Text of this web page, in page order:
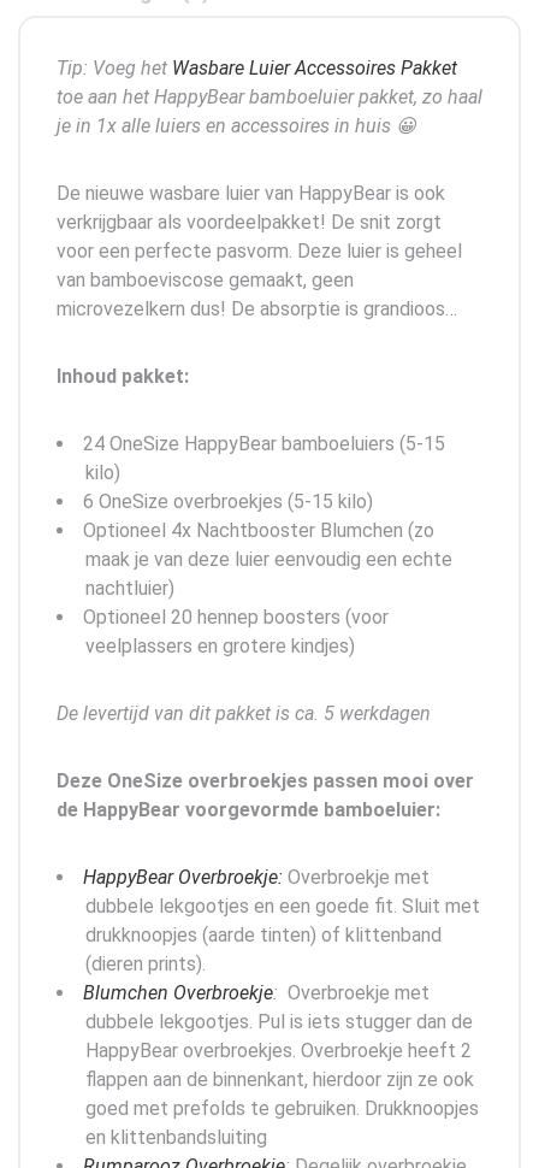
Tip: Voeg het Wasbare Luier Accessoires Pakket
toe aan het HappyBear bamboeluier pakket, zo haal
je in 1x alle luiers en accessoires in huis 😀
De nieuwe wasbare luier van HappyBear is ook
verkrijgbaar als voordeelpakket! De snit zorgt
voor een perfecte pasvorm. Deze luier is geheel
van bamboeviscose gemaakt, geen
microvezelkern dus! De absorptie is grandioos…
Inhoud pakket:
24 OneSize HappyBear bamboeluiers (5-15
kilo)
6 OneSize overbroekjes (5-15 kilo)
Optioneel 4x Nachtbooster Blumchen (zo
maak je van deze luier eenvoudig een echte
nachtluier)
Optioneel 20 hennep boosters (voor
veelplassers en grotere kindjes)
De levertijd van dit pakket is ca. 5 werkdagen
Deze OneSize overbroekjes passen mooi over
de HappyBear voorgevormde bamboeluier:
HappyBear Overbroekje: Overbroekje met
dubbele lekgootjes en een goede fit. Sluit met
drukknoopjes (aarde tinten) of klittenband
(dieren prints).
Blumchen Overbroekje: Overbroekje met
dubbele lekgootjes. Pul is iets stugger dan de
HappyBear overbroekjes. Overbroekje heeft 2
flappen aan de binnenkant, hierdoor zijn ze ook
goed met prefolds te gebruiken. Drukknoopjes
en klittenbandsluiting